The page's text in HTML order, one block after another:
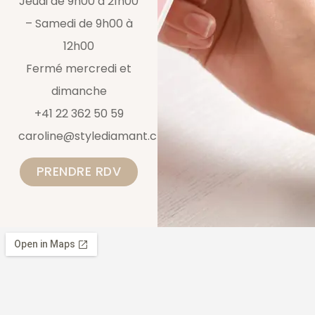
– Samedi de 9h00 à
12h00
Fermé mercredi et
dimanche
+41 22 362 50 59
caroline@stylediamant.ch
PRENDRE RDV